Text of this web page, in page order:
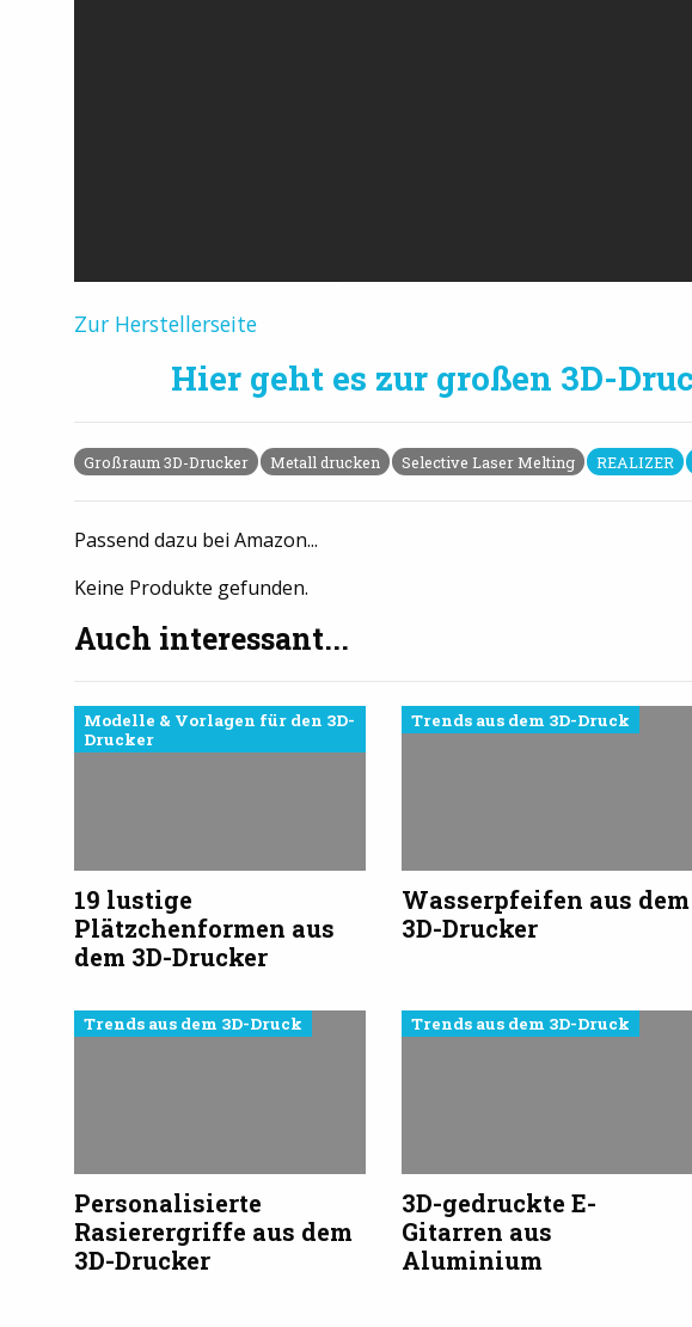
Zur Herstellerseite
Hier geht es zur großen 3D-
Großraum 3D-Drucker Metall drucken Selective Laser Melting REALIZER
Passend dazu bei Amazon...
Keine Produkte gefunden.
Auch interessant...
Modelle & Vorlagen für den 3D-
Drucker
19 lustige
Plätzchenformen aus
dem 3D-Drucker
Trends aus dem 3D-Druck
Wasserpfeifen aus dem
3D-Drucker
Trends aus dem 3D-Druck
Personalisierte
Rasierergriffe aus dem
3D-Drucker
Trends aus dem 3D-Druck
3D-gedruckte E-
Gitarren aus
Aluminium